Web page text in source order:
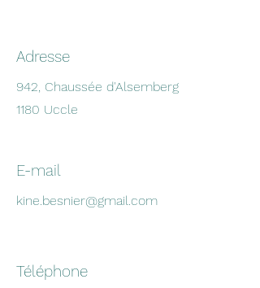
Adresse
942, Chaussée d'Alsemberg
1180 Uccle
E-mail
kine.besnier@gmail.com
Téléphone